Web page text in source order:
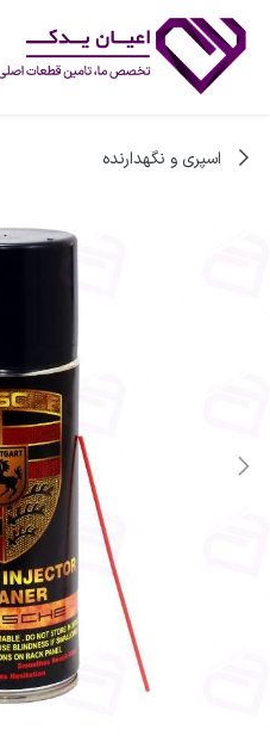
اسپری و نگهدارنده